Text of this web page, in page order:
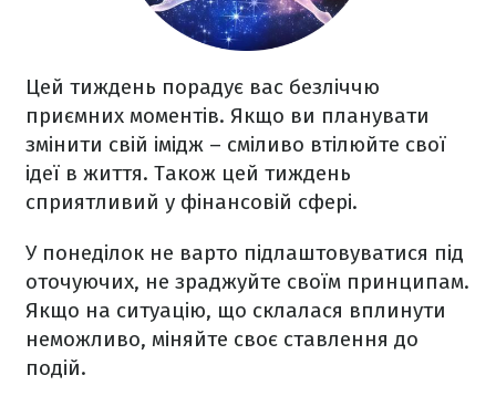
Цей тиждень порадує вас безліччю
приємних моментів. Якщо ви планувати
змінити свій імідж – сміливо втілюйте свої
ідеї в життя. Також цей тиждень
сприятливий у фінансовій сфері.
У понеділок не варто підлаштовуватися під
оточуючих, не зраджуйте своїм принципам.
Якщо на ситуацію, що склалася вплинути
неможливо, міняйте своє ставлення до
подій.